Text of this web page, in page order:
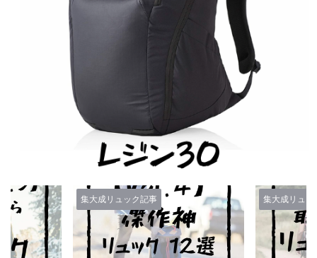
集大成リュック記事 集大成リュッ